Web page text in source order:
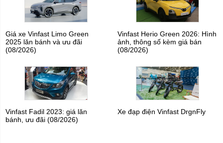
Giá xe Vinfast Limo Green
2025 lăn bánh và ưu đãi
(08/2026)
Vinfast Herio Green 2026: Hình
ảnh, thông số kèm giá bán
(08/2026)
Vinfast Fadil 2023: giá lăn
bánh, ưu đãi (08/2026)
Xe đạp điện Vinfast DrgnFly